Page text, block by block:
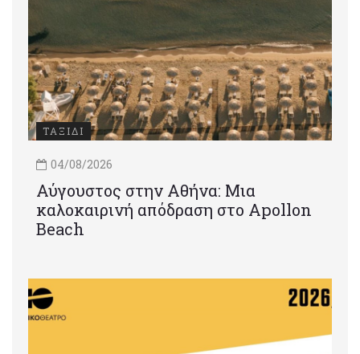
ΤΑΞΙΔΙ
04/08/2026
Αύγουστος στην Αθήνα: Μια
καλοκαιρινή απόδραση στο Apollon
Beach